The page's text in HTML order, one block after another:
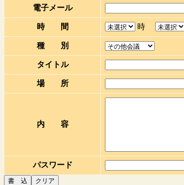
電子メール
時 間 時
種 別
タイトル
場 所
内 容
パスワード